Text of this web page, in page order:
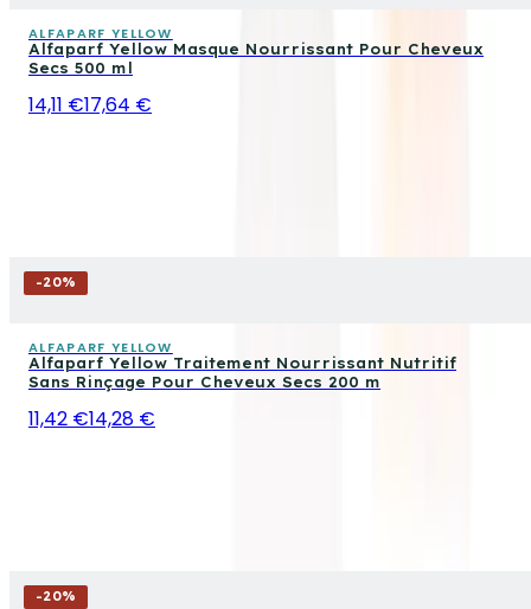
ALFAPARF YELLOW
Alfaparf Yellow Masque Nourrissant Pour Cheveux
Secs 500 ml
14,11 €17,64 €
-20%
ALFAPARF YELLOW
Alfaparf Yellow Traitement Nourrissant Nutritif
Sans Rinçage Pour Cheveux Secs 200 m
11,42 €14,28 €
-20%